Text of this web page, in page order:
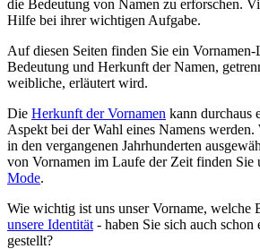
die Bedeutung von Namen zu erforschen.
Hilfe bei ihrer wichtigen Aufgabe.
Auf diesen Seiten finden Sie ein
Bedeutung und Herkunft der Namen,
weibliche, erläutert wird.
Die Herkunft der Vornamen kann durchaus
Aspekt bei der Wahl eines Namens
in den vergangenen Jahrhunderten
von Vornamen im Laufe der Zeit finden Sie
Mode.
Wie wichtig ist uns unser Vorname, welche
unsere Identität - haben Sie sich auch schon
gestellt?